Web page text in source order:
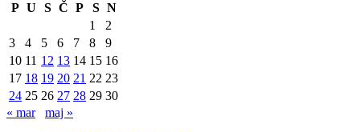
P U S Č P S N
1
2
3
4 5 6 7 8
9
10 11 12 13 14 15 16
17 18 19 20 21 22 23
24 25 26 27 28 29 30
« mar
maj »